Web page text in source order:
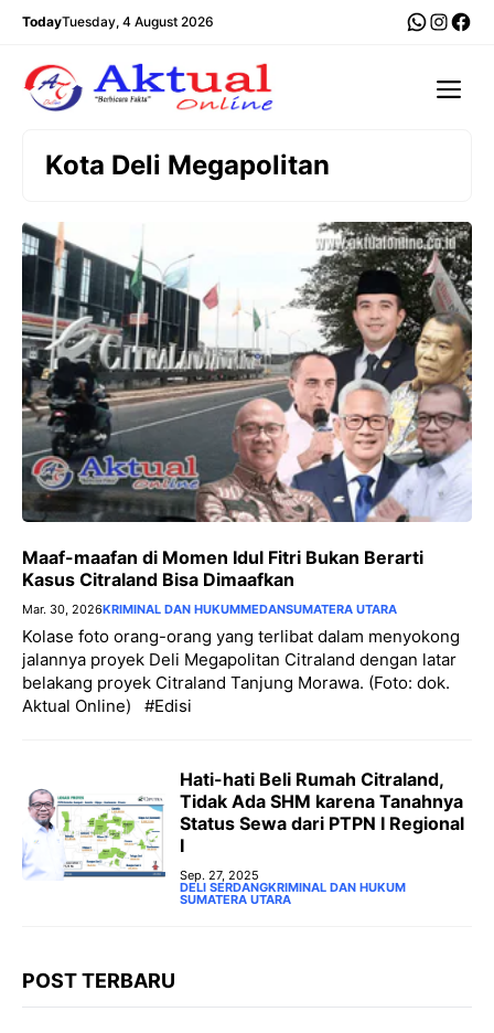
Langsung
TodayTuesday, 4 August 2026
Kota Deli Megapolitan
Maaf-maafan di Momen Idul Fitri Bukan Berarti
Kasus Citraland Bisa Dimaafkan
Mar. 30, 2026KRIMINAL DAN HUKUMMEDANSUMATERA UTARA
Kolase foto orang-orang yang terlibat dalam menyokong
jalannya proyek Deli Megapolitan Citraland dengan latar
belakang proyek Citraland Tanjung Morawa. (Foto: dok.
Aktual Online) #Edisi
Hati-hati Beli Rumah Citraland,
Tidak Ada SHM karena Tanahnya
Status Sewa dari PTPN I Regional
I
Sep. 27, 2025
DELI SERDANGKRIMINAL DAN HUKUM
SUMATERA UTARA
POST TERBARU